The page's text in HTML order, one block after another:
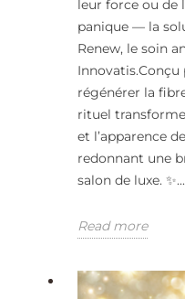
leur force ou de
panique — la
Renew, le soin
régénérer la
rituel
et l’apparence
redonnant une
salon de luxe. ✨...
Read more